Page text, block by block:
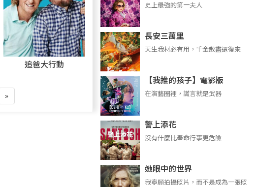
追爸大行動
»
史上最強的第一夫人
長安三萬里
天生我材必有用，千金散盡還復來
【我推的孩子】電影版
在演藝圈裡，謊言就是武器
警上添花
沒有什麼比奉命行事更危險
她眼中的世界
我寧願拍攝照片，而不是成為一張照